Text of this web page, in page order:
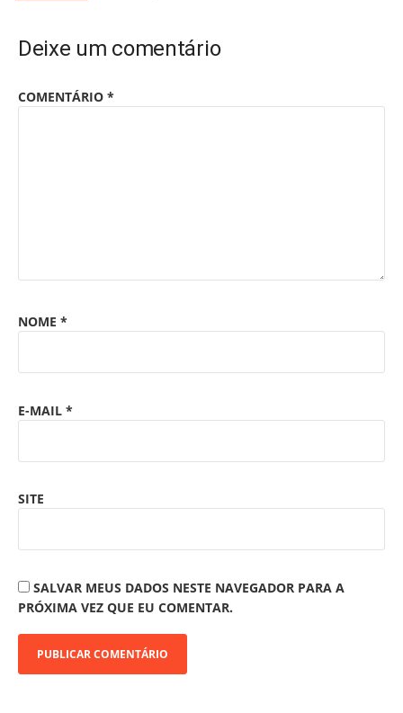
Deixe um comentário
COMENTÁRIO *
NOME *
E-MAIL *
SITE
SALVAR MEUS DADOS NESTE NAVEGADOR PARA A
PRÓXIMA VEZ QUE EU COMENTAR.